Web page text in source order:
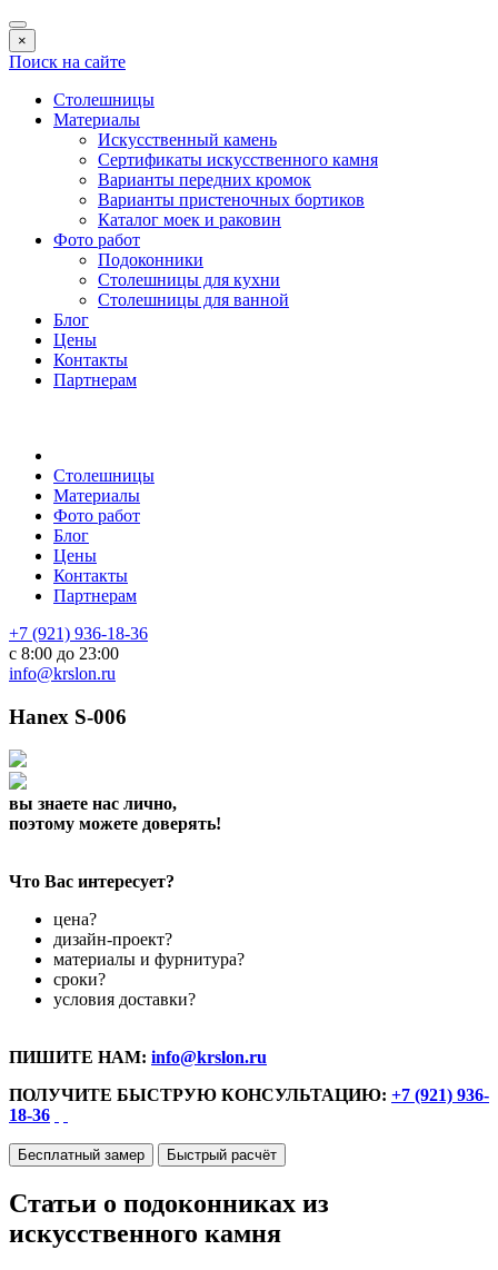
×
Поиск на сайте
Столешницы
Материалы
Искусственный камень
Сертификаты искусственного камня
Варианты передних кромок
Варианты пристеночных бортиков
Каталог моек и раковин
Фото работ
Подоконники
Столешницы для кухни
Столешницы для ванной
Блог
Цены
Контакты
Партнерам
Столешницы
Материалы
Фото работ
Блог
Цены
Контакты
Партнерам
+7 (921) 936-18-36
с 8:00 до 23:00
info@krslon.ru
Hanex S-006
вы знаете нас лично,
поэтому можете доверять!
Что Вас интересует?
цена?
дизайн-проект?
материалы и фурнитура?
сроки?
условия доставки?
ПИШИТЕ НАМ: info@krslon.ru
ПОЛУЧИТЕ БЫСТРУЮ КОНСУЛЬТАЦИЮ: +7 (921) 936-
18-36
Бесплатный замер Быстрый расчёт
Статьи о подоконниках из
искусственного камня